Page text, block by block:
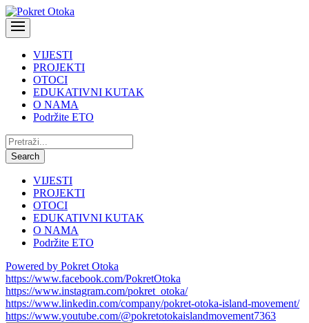
VIJESTI
PROJEKTI
OTOCI
EDUKATIVNI KUTAK
O NAMA
Podržite ETO
Pretraži:
Search
VIJESTI
PROJEKTI
OTOCI
EDUKATIVNI KUTAK
O NAMA
Podržite ETO
Powered by Pokret Otoka
https://www.facebook.com/PokretOtoka
https://www.instagram.com/pokret_otoka/
https://www.linkedin.com/company/pokret-otoka-island-movement/
https://www.youtube.com/@pokretotokaislandmovement7363